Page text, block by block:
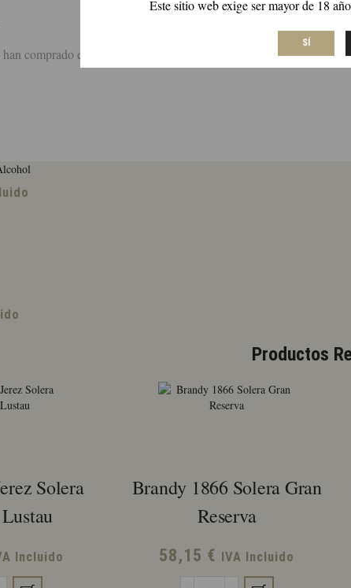
Este sitio web exige ser mayor de 18
SÍ
comprado este producto puede dejar una reseña.
Productos
Solera
Incluido
Brandy 1866 Solera Gran
Reserva
58,15 € IVA Incluido